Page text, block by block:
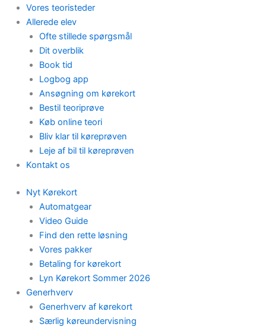
Vores teoristeder
Allerede elev
Ofte stillede spørgsmål
Dit overblik
Book tid
Logbog app
Ansøgning om kørekort
Bestil teoriprøve
Køb online teori
Bliv klar til køreprøven
Leje af bil til køreprøven
Kontakt os
Nyt Kørekort
Automatgear
Video Guide
Find den rette løsning
Vores pakker
Betaling for kørekort
Lyn Kørekort Sommer 2026
Generhverv
Generhverv af kørekort
Særlig køreundervisning